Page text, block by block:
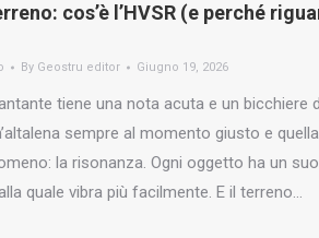
cos’è l’HVSR (e perché
By Geostru editor Giugno 19, 2026
tiene una nota acuta e un bicchiere
sempre al momento giusto e
la risonanza. Ogni oggetto ha un suo
quale vibra più facilmente. E il terreno…